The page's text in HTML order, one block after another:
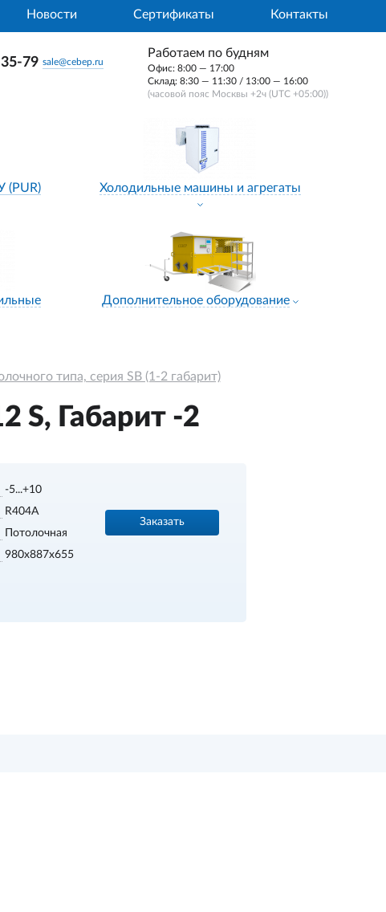
Новости Сертификаты Контакты
79 sale@cebep.ru
Работаем по будням
Офис: 8:00 — 17:00
Склад: 8:30 — 11:30 / 13:00 — 16:00
(часовой пояс Москвы +2ч (UTC +05:00))
(PUR) Холодильные машины и агрегаты
Дополнительное оборудование
типа, серия SB (1-2 габарит)
S, Габарит -2
-5...+10
R404A
Потолочная
980х887х655
Заказать